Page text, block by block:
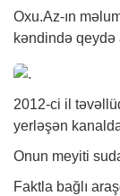
Oxu.Az-ın
kəndində qeydə
2012-ci il
yerləşən
Onun meyiti
Faktla bağlı